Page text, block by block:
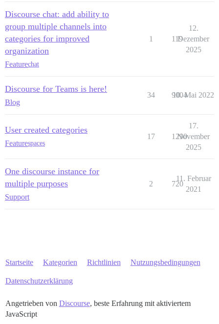
Discourse chat: add ability to
group multiple channels into
categories for improved
organization
Featurechat
1 119
12.
Dezember
2025
Discourse for Teams is here!
Blog
34 9004
10. Mai 2022
User created categories
Featurespaces
17 1290
17.
November
2025
One discourse instance for
multiple purposes
Support
2 720
11. Februar
2021
Startseite Kategorien Richtlinien Nutzungsbedingungen
Datenschutzerklärung
Angetrieben von Discourse, beste Erfahrung mit aktiviertem
JavaScript